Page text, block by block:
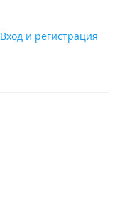
Вход и регистрация